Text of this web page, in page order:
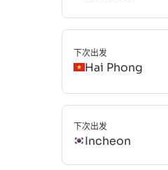
下次出发
Hai Phong
下次出发
Incheon